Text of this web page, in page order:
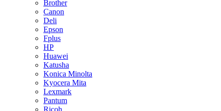
Brother
Canon
Deli
Epson
Fplus
HP
Huawei
Katusha
Konica Minolta
Kyocera Mita
Lexmark
Pantum
Ricoh